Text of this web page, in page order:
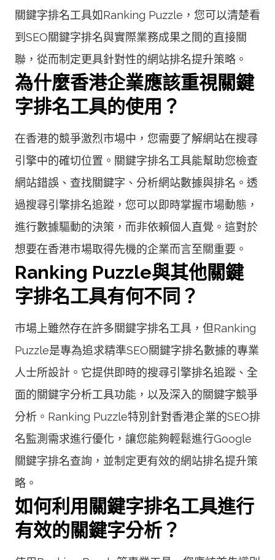
關鍵字排名工具如Ranking Puzzle，您可以清楚看
到SEO關鍵字排名與實際業務成果之間的直接關
聯，從而制定更具針對性的網站排名提升策略。
為什麼香港企業應該重視關鍵
字排名工具的使用？
在香港的競爭激烈市場中，您需要了解網站在搜尋
引擎中的確切位置。關鍵字排名工具能幫助您檢查
網站錯誤、查找關鍵字、分析網站數據與排名。透
過搜尋引擎排名追蹤，您可以即時掌握市場動態，
進行數據驅動的決策，而非依賴個人直覺。這對於
想要在香港市場取得先機的企業而言至關重要。
Ranking Puzzle與其他關鍵
字排名工具有何不同？
市場上雖然存在許多關鍵字排名工具，但Ranking
Puzzle是專為追求精準SEO關鍵字排名數據的專業
人士所設計。它提供即時的搜尋引擎排名追蹤、全
面的關鍵字分析工具功能，以及深入的關鍵字競爭
分析。Ranking Puzzle特別針對香港企業的SEO排
名監測需求進行優化，讓您能夠輕鬆進行Google
關鍵字排名查詢，並制定更有效的網站排名提升策
略。
如何利用關鍵字排名工具進行
有效的關鍵字分析？